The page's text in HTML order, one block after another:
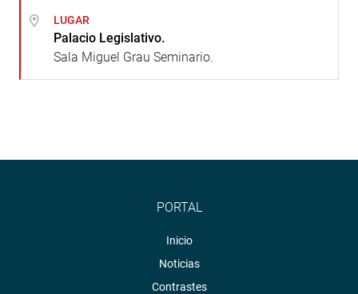
LUGAR
Palacio Legislativo.
Sala Miguel Grau Seminario.
PORTAL
Inicio
Noticias
Contrastes